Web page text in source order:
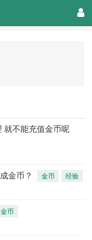
就不能充值金币呢
金币？ 金币
经验
金币